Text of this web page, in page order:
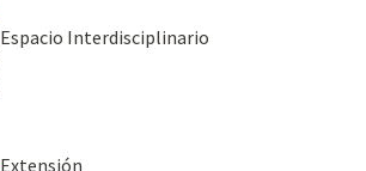
Espacio Interdisciplinario
Extensión